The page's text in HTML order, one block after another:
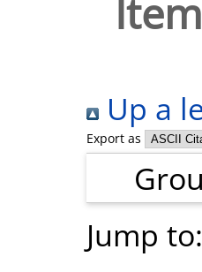
Up a
Export as
Jump to: